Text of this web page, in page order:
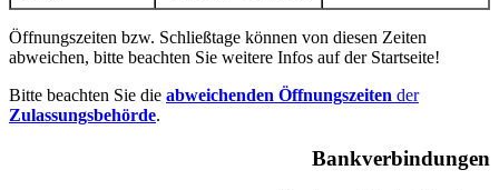
Öffnungszeiten bzw. Schließtage können von diesen Zeiten
abweichen, bitte beachten Sie weitere Infos auf der Startseite!
Bitte beachten Sie die abweichenden Öffnungszeiten der
Zulassungsbehörde.
Bankverbindungen